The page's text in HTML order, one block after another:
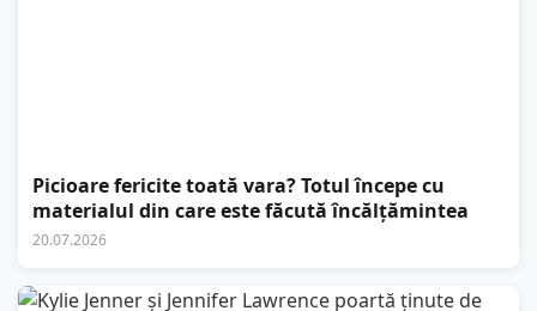
Picioare fericite toată vara? Totul începe cu
materialul din care este făcută încălțămintea
20.07.2026